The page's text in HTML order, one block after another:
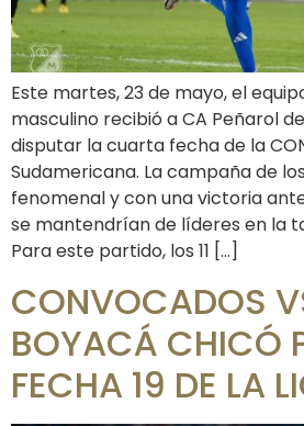
Este martes, 23 de mayo, el
masculino recibió a CA Peñarol
disputar la cuarta fecha de la
Sudamericana. La campaña de
fenomenal y con una victoria
se mantendrían de líderes en la
Para este partido, los 11 […]
CONVOCADOS
BOYACÁ CHICÓ
FECHA 19 DE LA